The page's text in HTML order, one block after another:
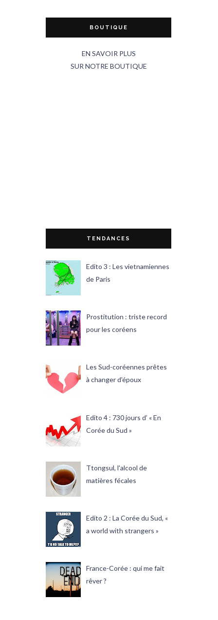
BOUTIQUE
EN SAVOIR PLUS
SUR NOTRE BOUTIQUE
TENDANCES
Edito 3 : Les vietnamiennes
de Paris
Prostitution : triste record
pour les coréens
Les Sud-coréennes prêtes
à changer d'époux
Edito 4 : 730 jours d’ « En
Corée du Sud »
Ttongsul, l'alcool de
matières fécales
Edito 2 : La Corée du Sud, «
a world with strangers »
France-Corée : qui me fait
rêver ?